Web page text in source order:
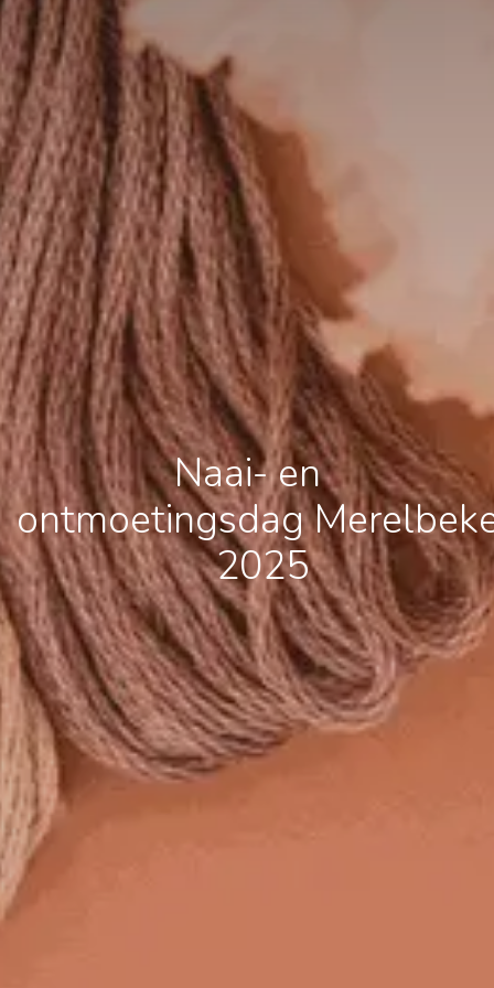
Naai- en
ontmoetingsdag
2025